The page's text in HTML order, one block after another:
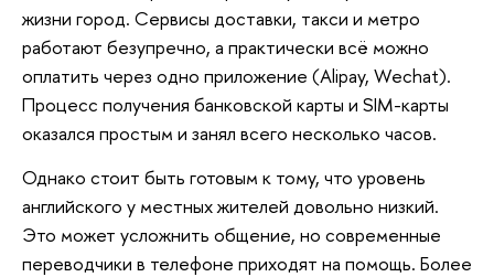
жизни город. Сервисы доставки, такси и метро
работают безупречно, а практически всё можно
оплатить через одно приложение (Alipay, Wechat).
Процесс получения банковской карты и SIM-карты
оказался простым и занял всего несколько часов.
Однако стоит быть готовым к тому, что уровень
английского у местных жителей довольно низкий.
Это может усложнить общение, но современные
переводчики в телефоне приходят на помощь. Более